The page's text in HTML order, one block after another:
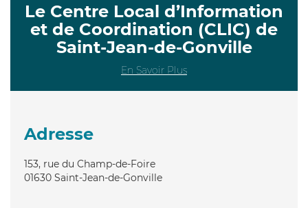
Le Centre Local d’Information
et de Coordination (CLIC) de
Saint-Jean-de-Gonville
En Savoir Plus
Adresse
153, rue du Champ-de-Foire
01630 Saint-Jean-de-Gonville